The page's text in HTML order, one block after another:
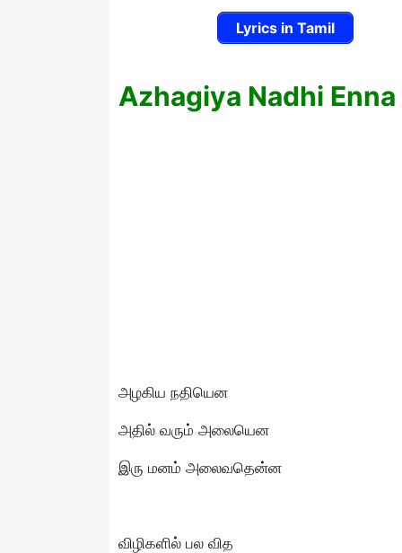
Lyrics in Tamil
Azhagiya Nadhi
அழகிய நதியென
அதில் வரும் அலையென
இரு மனம் அலைவதென்ன
விழிகளில் பல வித